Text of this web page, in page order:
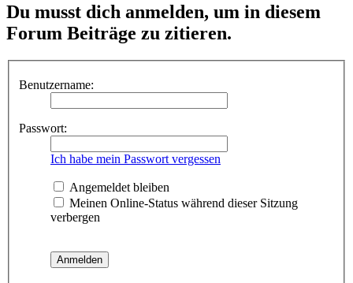
Du musst dich anmelden, um in diesem
Forum Beiträge zu zitieren.
Benutzername:
Passwort:
Ich habe mein Passwort vergessen
Angemeldet bleiben
Meinen Online-Status während dieser Sitzung
verbergen